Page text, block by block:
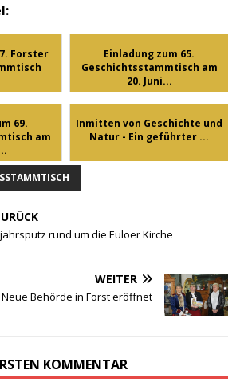
Forster
Einladung zum 65.
Geschichtsstammtisch am
20. Juni...
69.
am
Inmitten von Geschichte und
Natur - Ein geführter ...
rund um die Euloer Kirche
WEITER
Neue Behörde in Forst eröffnet
KOMMENTAR